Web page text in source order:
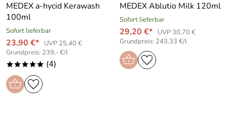
MEDEX a-hycid Kerawash
100ml
Sofort lieferbar
23,90 €*
UVP 25,40 €
Grundpreis: 239,- €/l
***** (4)
MEDEX Ablutio Milk 120ml
Sofort lieferbar
29,20 €*
UVP 30,70 €
Grundpreis: 243,33 €/l